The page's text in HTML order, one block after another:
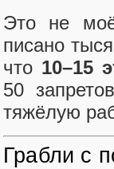
Это не
писано
что 10–15
50
тяжёлую
Грабли с